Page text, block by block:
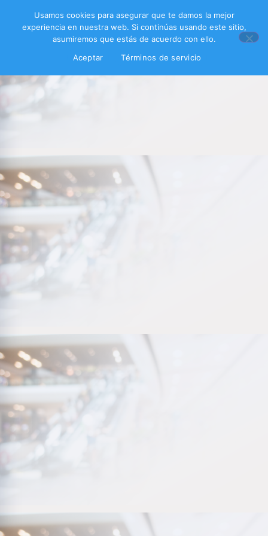
Usamos cookies para asegurar que te damos la mejor
experiencia en nuestra web. Si continúas usando este sitio,
asumiremos que estás de acuerdo con ello.
Aceptar
Términos de servicio